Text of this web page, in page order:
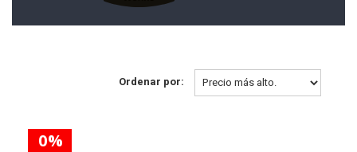
Ordenar por:
0 %